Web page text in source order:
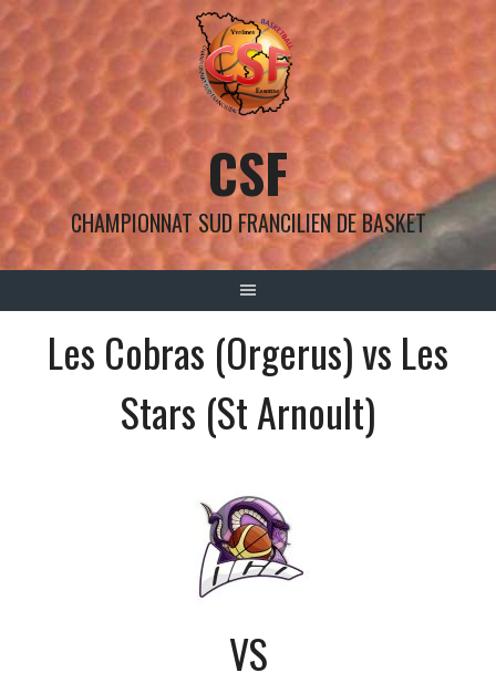
Aller
au
CSF
CHAMPIONNAT SUD FRANCILIEN DE BASKET
Les Cobras (Orgerus) vs Les
Stars (St Arnoult)
VS